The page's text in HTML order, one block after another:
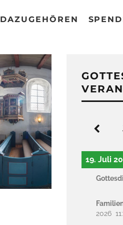
DAZUGEHÖREN
19. Juli
2026